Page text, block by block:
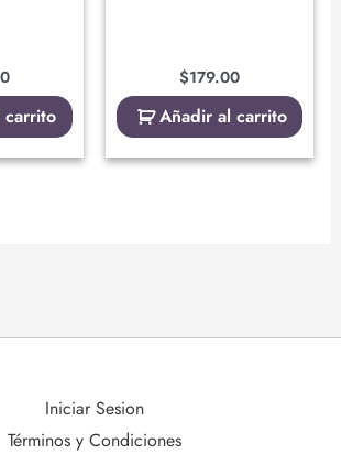
carrito
$179.00
Añadir al carrito
Iniciar Sesion
Términos y Condiciones